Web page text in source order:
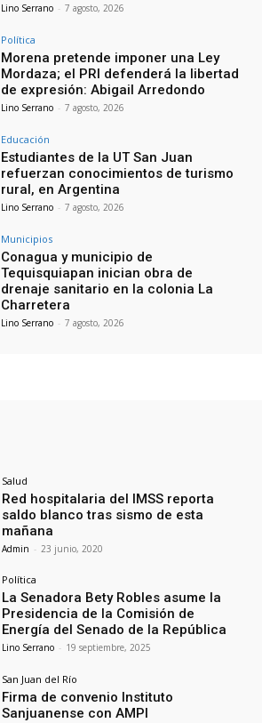
Lino Serrano - 7 agosto, 2026
Política
Morena pretende imponer una Ley
Mordaza; el PRI defenderá la libertad
de expresión: Abigail Arredondo
Lino Serrano - 7 agosto, 2026
Educación
Estudiantes de la UT San Juan
refuerzan conocimientos de turismo
rural, en Argentina
Lino Serrano - 7 agosto, 2026
Municipios
Conagua y municipio de
Tequisquiapan inician obra de
drenaje sanitario en la colonia La
Charretera
Lino Serrano - 7 agosto, 2026
Salud
Red hospitalaria del IMSS reporta
saldo blanco tras sismo de esta
mañana
Admin - 23 junio, 2020
Política
La Senadora Bety Robles asume la
Presidencia de la Comisión de
Energía del Senado de la República
Lino Serrano - 19 septiembre, 2025
San Juan del Río
Firma de convenio Instituto
Sanjuanense con AMPI